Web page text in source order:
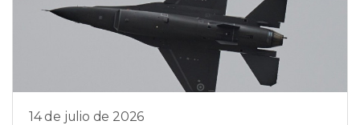
14 de julio de 2026